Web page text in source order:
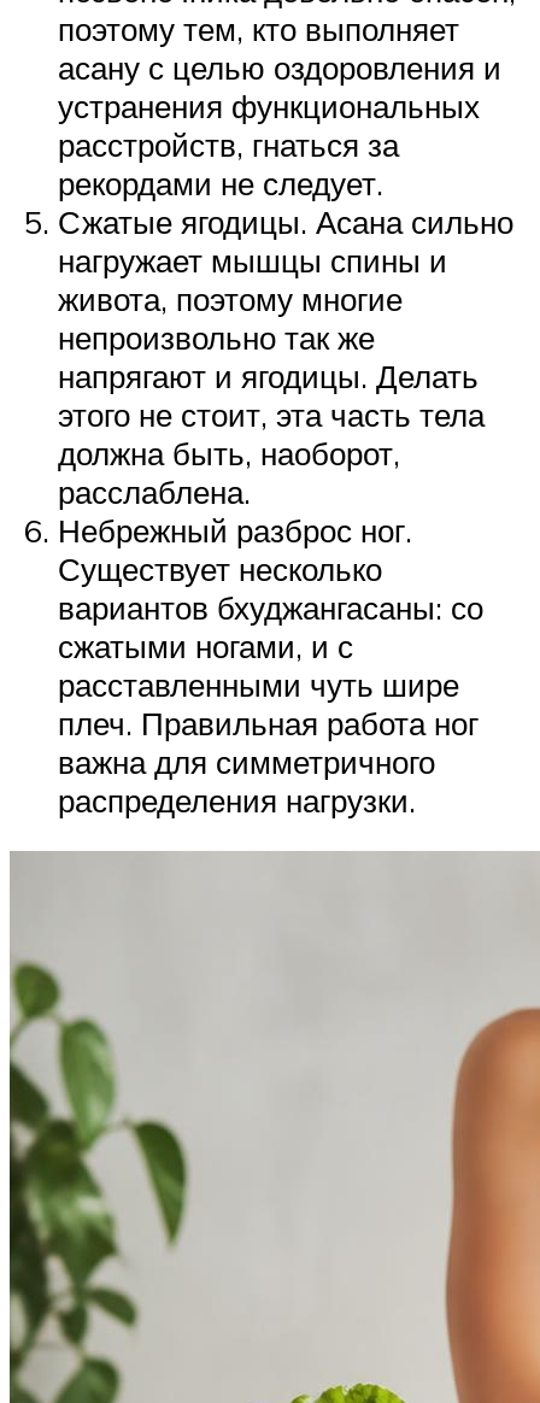
поэтому тем, кто выполняет
асану с целью оздоровления и
устранения функциональных
расстройств, гнаться за
рекордами не следует.
Сжатые ягодицы. Асана сильно
нагружает мышцы спины и
живота, поэтому многие
непроизвольно так же
напрягают и ягодицы. Делать
этого не стоит, эта часть тела
должна быть, наоборот,
расслаблена.
Небрежный разброс ног.
Существует несколько
вариантов бхуджангасаны: со
сжатыми ногами, и с
расставленными чуть шире
плеч. Правильная работа ног
важна для симметричного
распределения нагрузки.